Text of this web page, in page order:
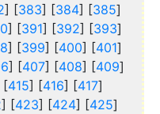
] [383] [384] [385]
] [391] [392] [393]
] [399] [400] [401]
] [407] [408] [409]
[415] [416] [417]
] [423] [424] [425]